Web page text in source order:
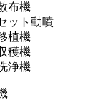
布機
ット動噴
植機
穫機
浄機